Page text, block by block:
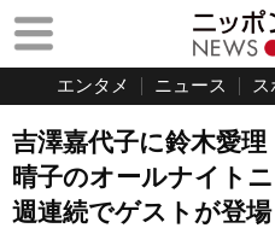
エンタメ ニュース
吉澤嘉代子に鈴木愛
晴子のオールナイト
週連続でゲストが登場